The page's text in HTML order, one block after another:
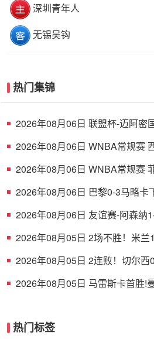
深圳青年人
无锡吴钩
热门集锦
2026年08月06日 联盟杯-迈阿密
2026年08月06日 WNBA常规赛
2026年08月06日 WNBA常规赛
2026年08月06日 巴黎0-3马略卡
2026年08月06日 友谊赛-阿森纳
2026年08月05日 2场不胜！米兰
2026年08月05日 2连败！切尔西
2026年08月05日 马雷斯卡首胜!
热门标签